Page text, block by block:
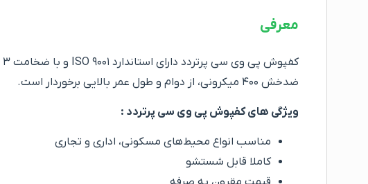
معرفی
ضدخش ۴۰۰ میکرونی، از دوام و طول عمر بالایی برخوردار است.
ویژگی های کفپوش پی وی سی پرتردد :
مناسب انواع محیط‌های مسکونی، اداری و تجاری
کاملا قابل شستشو